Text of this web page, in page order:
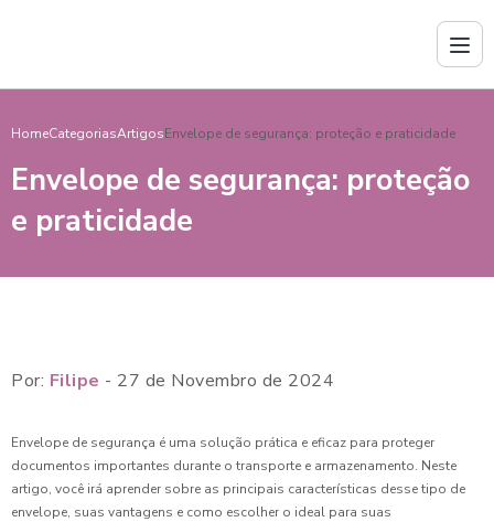
HomeCategoriasArtigosEnvelope de segurança: proteção e praticidade
Envelope de segurança: proteção
e praticidade
Por: Filipe - 27 de Novembro de 2024
Envelope de segurança é uma solução prática e eficaz para proteger
documentos importantes durante o transporte e armazenamento. Neste
artigo, você irá aprender sobre as principais características desse tipo de
envelope, suas vantagens e como escolher o ideal para suas